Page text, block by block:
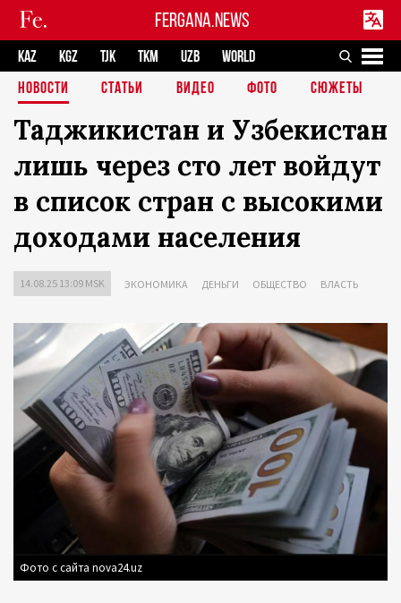
FERGANA.NEWS
KAZ KGZ TJK TKM UZB
WORLD
НОВОСТИ
СТАТЬИ ВИДЕО ФОТО СЮЖЕТЫ
Таджикистан и Узбекистан
лишь через сто лет войдут
в список стран с высокими
доходами населения
14.08.25 13:09 MSK ЭКОНОМИКА ДЕНЬГИ ОБЩЕСТВО ВЛАСТЬ
Фото с сайта nova24.uz